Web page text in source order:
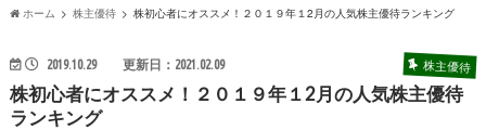
ホーム 株主優待 株初心者にオススメ！２０１９年１2月の人気株主優待ランキング
2019.10.29 更新日：2021.02.09 株主優待
株初心者にオススメ！２０１９年１2月の人気株主優待
ランキング